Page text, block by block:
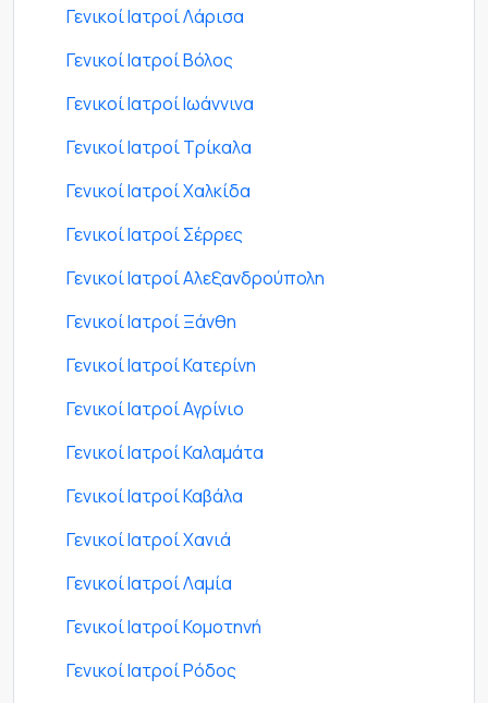
Γενικοί Ιατροί Λάρισα
Γενικοί Ιατροί Βόλος
Γενικοί Ιατροί Ιωάννινα
Γενικοί Ιατροί Τρίκαλα
Γενικοί Ιατροί Χαλκίδα
Γενικοί Ιατροί Σέρρες
Γενικοί Ιατροί Αλεξανδρούπολη
Γενικοί Ιατροί Ξάνθη
Γενικοί Ιατροί Κατερίνη
Γενικοί Ιατροί Αγρίνιο
Γενικοί Ιατροί Καλαμάτα
Γενικοί Ιατροί Καβάλα
Γενικοί Ιατροί Χανιά
Γενικοί Ιατροί Λαμία
Γενικοί Ιατροί Κομοτηνή
Γενικοί Ιατροί Ρόδος